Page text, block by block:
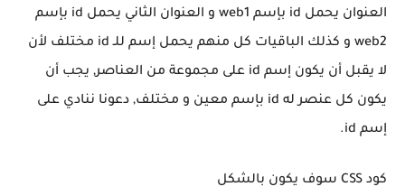
العنوان يحمل id بإسم web1 و العنوان الثاني يحمل id بإسم
web2 و كذلك الباقيات كل منهم يحمل إسم للـ id مختلف لأن
لا يقبل أن يكون إسم id على مجموعة من العناصر, يجب أن
يكون كل عنصر له id بإسم معين و مختلف, دعونا ننادي على
إسم id.
كود CSS سوف يكون بالشكل